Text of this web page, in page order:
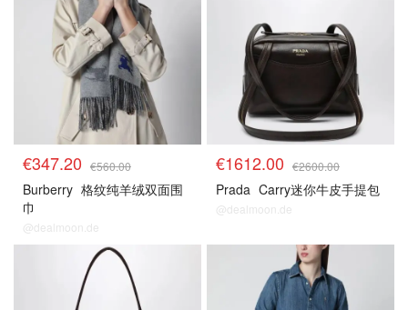
€347.20 €560.00
Burberry 格纹纯羊绒双面围
巾
@dealmoon.de
€1612.00 €2600.00
Prada Carry迷你牛皮手提包
@dealmoon.de